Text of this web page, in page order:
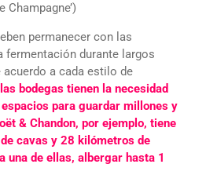
Champagne’)
permanecer con las
fermentación durante largos
a cada estilo de
las bodegas tienen la necesidad
para guardar millones y
& Chandon, por ejemplo, tiene
cavas y 28 kilómetros de
una de ellas, albergar hasta 1